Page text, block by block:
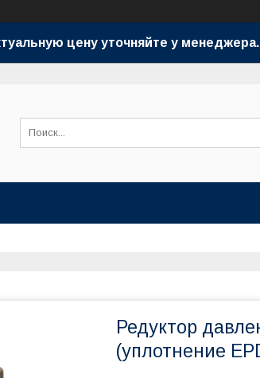
цену уточняйте у менеджера.
Редуктор
(уплотнение